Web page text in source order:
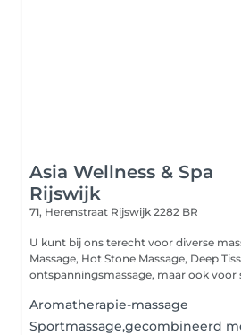
Asia Wellness & Spa
Rijswijk
71, Herenstraat Rijswijk 2282 BR
U kunt bij ons terecht voor diverse
Massage, Hot Stone Massage, Deep
ontspanningsmassage, maar ook voor
Aromatherapie-massage
Sportmassage,gecombineerd